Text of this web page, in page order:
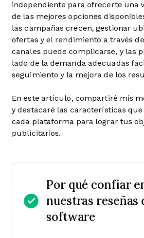
independiente para ofrecerte una
de las mejores opciones
las campañas crecen, gestionar
ofertas y el rendimiento a través
canales puede complicarse, y las
lado de la demanda adecuadas
seguimiento y la mejora de los
En este artículo, compartiré mis
y destacaré las características
cada plataforma para lograr tus
publicitarios.
Por qué confiar
nuestras reseñas
software